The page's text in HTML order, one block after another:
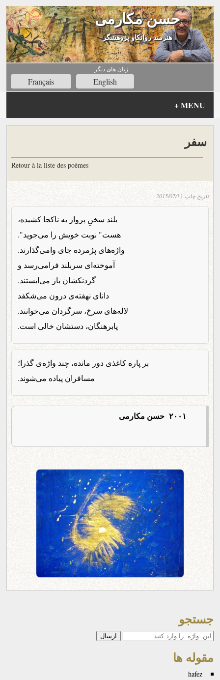
حسن مکارمی
هنرمند روانکاو پژوهشگر
زبان های ديگر
Français English
MENU
+
سفر
Retour à la liste des poèmes
تاریخ چاپ 2015/07/13
بلند سخنِ پرواز به ناکجا کشیده،
هست" نوبت خویش را می‌جوید".
واژه‌های پژمرده جای وامی‌گذارند.
آموخته‌ای سربلند فرامی‌رسد و
گردنکشان باز می‌ایستند.
دانای نهفته‌ی درون می‌شکفد
لاله‌های سرخ، سرگردان می‌خوانند.
پابرهنگان، دستشان خالی است.
بر پاره‌ کاغذی دور مانده، چند واژه‌ی گذرا؛
مسافران پیاده می‌شوند.
۲۰۰۱ حسن مکارمی
جستجو
جستجو
مقوله ها
hafez